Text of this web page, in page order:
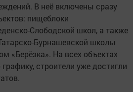
В неё включены сразу
пищеблоки
Слободской школ, а также
Бурнашевской школы
«Берёзка». На всех объектах
строители уже достигли